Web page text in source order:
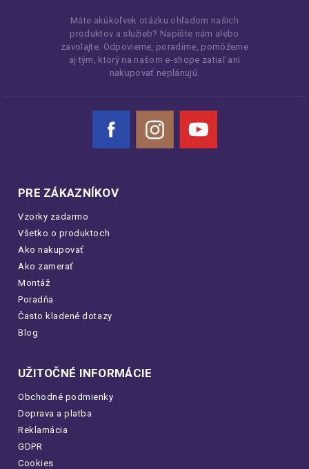
Máte akúkoľvek otázku ohľadom našich
produktov a služieb? Napíšte nám alebo
zavolajte. Odpovieme, poradíme, pomôžeme
aj tým, ktorý na našom e-shope zatiaľ ani
nakupovať neplánujú.
Facebook Instagram YouTube
PRE ZÁKAZNÍKOV
Vzorky zadarmo
Všetko o produktoch
Ako nakupovať
Ako zamerať
Montáž
Poradňa
Často kladené dotazy
Blog
UŽITOČNÉ INFORMÁCIE
Obchodné podmienky
Doprava a platba
Reklamácia
GDPR
Cookies